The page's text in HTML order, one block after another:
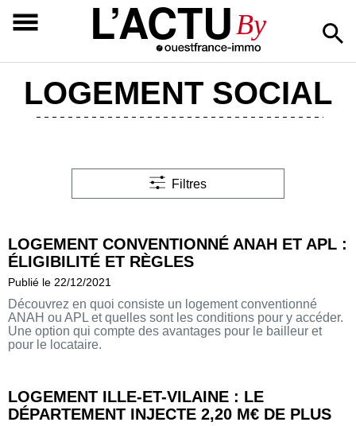
L’ACTUBy
LOGEMENT SOCIAL
LOGEMENT CONVENTIONNÉ ANAH ET APL :
ÉLIGIBILITÉ ET RÈGLES
Publié le 22/12/2021
Découvrez en quoi consiste un logement conventionné
ANAH ou APL et quelles sont les conditions pour y accéder.
Une option qui compte des avantages pour le bailleur et
pour le locataire.
LOGEMENT ILLE-ET-VILAINE : LE
DÉPARTEMENT INJECTE 2,20 M€ DE PLUS
Filtres